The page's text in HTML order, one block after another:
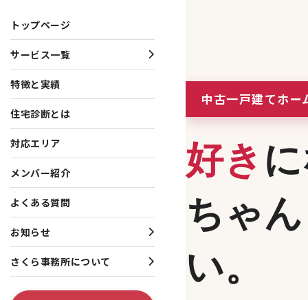
トップページ
サービス一覧
サービス一覧
一戸建て向けサービス
マンション向けサービス
投資家向けサービス
共通サービス
調査系オプション
各種制度系オプション
特徴と実績
住宅診断とは
対応エリア
メンバー紹介
よくある質問
お知らせ
お知らせ・プレスリリース
お知らせ
プレスリリース
さくら事務所について
さくら事務所について
会社概要
理念・行動指針
役員・創業者紹介
ISO 9001認証取得
テレビ出演・メディア
出版書籍情報
中古一戸建てホ
好き
ちゃ
い。